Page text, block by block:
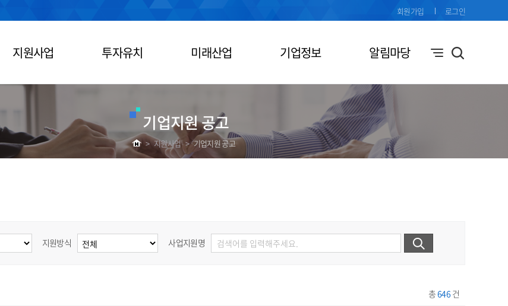
지원사업 투자유치 미래산업 기업정보 알림마당
회원가입 로그인
기업지원 공고
> 지원사업 > 기업지원 공고
지원방식 사업지원명
총646건